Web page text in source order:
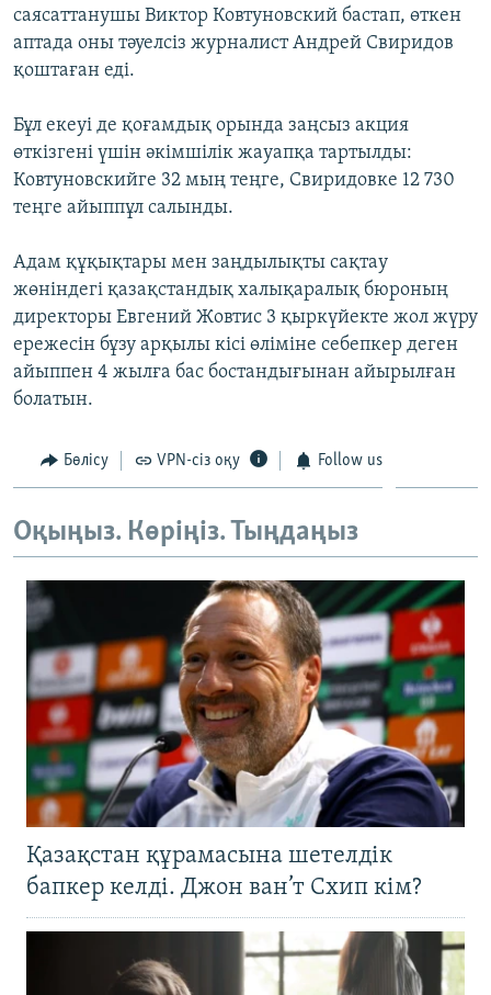
саясаттанушы Виктор Ковтуновский бастап, өткен
аптада оны тәуелсіз журналист Андрей Свиридов
қоштаған еді.
Бұл екеуі де қоғамдық орында заңсыз акция
өткізгені үшін әкімшілік жауапқа тартылды:
Ковтуновскийге 32 мың теңге, Свиридовке 12 730
теңге айыппұл салынды.
Адам құқықтары мен заңдылықты сақтау
жөніндегі қазақстандық халықаралық бюроның
директоры Евгений Жовтис 3 қыркүйекте жол жүру
ережесін бұзу арқылы кісі өліміне себепкер деген
айыппен 4 жылға бас бостандығынан айырылған
болатын.
Бөлісу VPN-сіз оқу Follow us
Оқыңыз. Көріңіз. Тыңдаңыз
Қазақстан құрамасына шетелдік
бапкер келді. Джон ван’т Схип кім?